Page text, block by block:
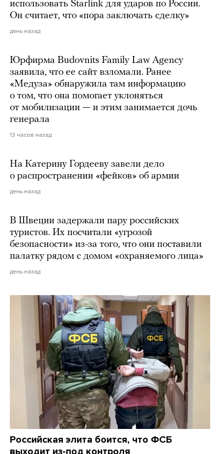
использовать Starlink для ударов по России.
Он считает, что «пора заключать сделку»
день назад
Юрфирма Budovnits Family Law Agency
заявила, что ее сайт взломали. Ранее
«Медуза» обнаружила там информацию
о том, что она помогает уклоняться
от мобилизации — и этим занимается дочь
генерала
13 часов назад
На Катерину Гордееву завели дело
о распространении «фейков» об армии
день назад
В Швеции задержали пару российских
туристов. Их посчитали «угрозой
безопасности» из-за того, что они поставили
палатку рядом с домом «охраняемого лица»
день назад
Российская элита боится, что ФСБ